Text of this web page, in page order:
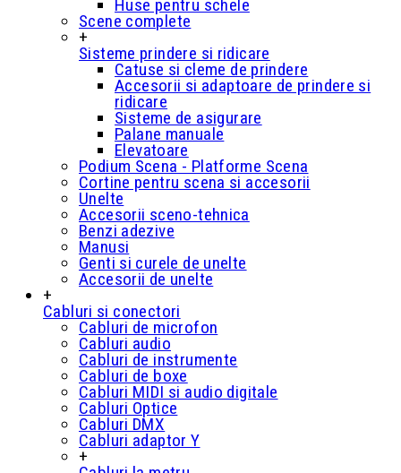
Huse pentru schele
Scene complete
+
Sisteme prindere si ridicare
Catuse si cleme de prindere
Accesorii si adaptoare de prindere si
ridicare
Sisteme de asigurare
Palane manuale
Elevatoare
Podium Scena - Platforme Scena
Cortine pentru scena si accesorii
Unelte
Accesorii sceno-tehnica
Benzi adezive
Manusi
Genti si curele de unelte
Accesorii de unelte
+
Cabluri si conectori
Cabluri de microfon
Cabluri audio
Cabluri de instrumente
Cabluri de boxe
Cabluri MIDI si audio digitale
Cabluri Optice
Cabluri DMX
Cabluri adaptor Y
+